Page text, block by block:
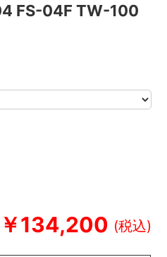
FS-04F TW-100
￥134,200